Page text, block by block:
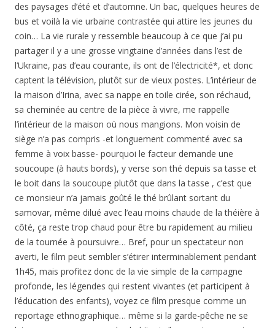
des paysages d’été et d’automne. Un bac, quelques heures de
bus et voilà la vie urbaine contrastée qui attire les jeunes du
coin… La vie rurale y ressemble beaucoup à ce que j’ai pu
partager il y a une grosse vingtaine d’années dans l’est de
l’Ukraine, pas d’eau courante, ils ont de l’électricité*, et donc
captent la télévision, plutôt sur de vieux postes. L’intérieur de
la maison d’Irina, avec sa nappe en toile cirée, son réchaud,
sa cheminée au centre de la pièce à vivre, me rappelle
l’intérieur de la maison où nous mangions. Mon voisin de
siège n’a pas compris -et longuement commenté avec sa
femme à voix basse- pourquoi le facteur demande une
soucoupe (à hauts bords), y verse son thé depuis sa tasse et
le boit dans la soucoupe plutôt que dans la tasse , c’est que
ce monsieur n’a jamais goûté le thé brûlant sortant du
samovar, même dilué avec l’eau moins chaude de la théière à
côté, ça reste trop chaud pour être bu rapidement au milieu
de la tournée à poursuivre… Bref, pour un spectateur non
averti, le film peut sembler s’étirer interminablement pendant
1h45, mais profitez donc de la vie simple de la campagne
profonde, les légendes qui restent vivantes (et participent à
l’éducation des enfants), voyez ce film presque comme un
reportage ethnographique… même si la garde-pêche ne se